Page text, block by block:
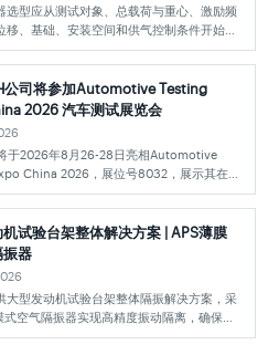
选型应从测试对象、总载荷与重心、激励频
移、基础、安装空间和供气控制条件开始，
、ABS 或 GBS 系列并确认具体工作点。
公司将参加Automotive Testing
2026 汽车测试展览会
于2026年8月26-28日亮相Automotive
China 2026，展位号8032，展示其在空
、空气弹簧应用及空气隔振系统解决方案方
力，为汽车测试台架与工程开发提供可靠支
试验台架整体解决方案 | APS薄膜
振器
大型发动机试验台架整体隔振解决方案，采
式空气隔振器实现高精度振动隔离，确保发
试数据可靠，适用于多种工况及负载条件。